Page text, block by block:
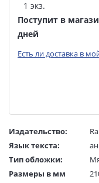
1 экз.
Поступит в
дней
Есть ли доставка в
Издательство:
Язык текста:
Тип обложки:
Размеры в мм